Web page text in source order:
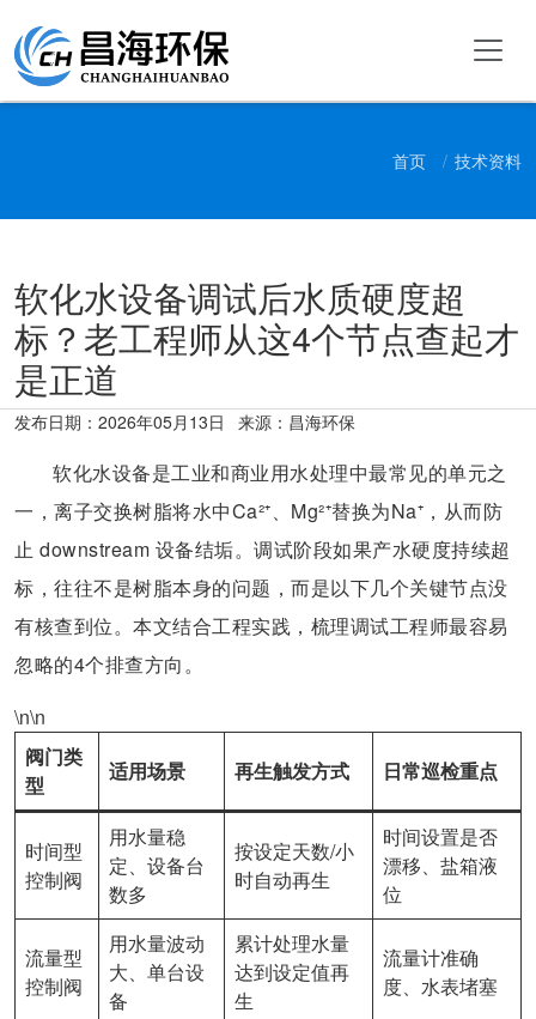
首页 技术资料
软化水设备调试后水质硬度超
标？老工程师从这4个节点查起才
是正道
发布日期： 2026年05月13日 来源：昌海环保
软化水设备是工业和商业用水处理中最常见的单元之
一，离子交换树脂将水中Ca²⁺、Mg²⁺替换为Na⁺，从而防
止 downstream 设备结垢。调试阶段如果产水硬度持续超
标，往往不是树脂本身的问题，而是以下几个关键节点没
有核查到位。本文结合工程实践，梳理调试工程师最容易
忽略的4个排查方向。
\n\n
阀门类
型
适用场景 再生触发方式 日常巡检重点
时间型
控制阀
用水量稳
定、设备台
数多
按设定天数/小
时自动再生
时间设置是否
漂移、盐箱液
位
流量型
控制阀
用水量波动
大、单台设
备
累计处理水量
达到设定值再
生
流量计准确
度、水表堵塞